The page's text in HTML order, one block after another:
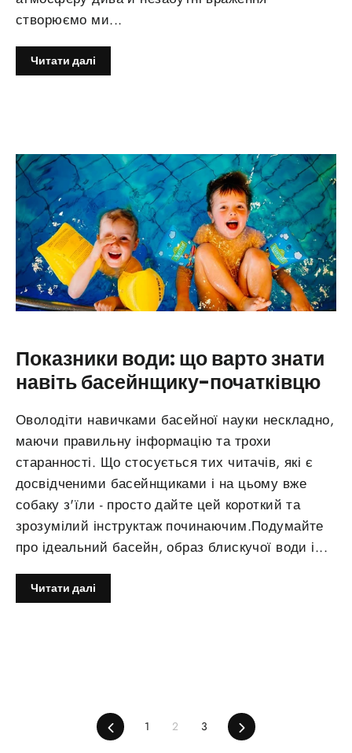
створюємо ми...
Читати далі
Показники води: що варто знати
навіть басейнщику-початківцю
Оволодіти навичками басейної науки нескладно,
маючи правильну інформацію та трохи
старанності. Що стосується тих читачів, які є
досвідченими басейнщиками і на цьому вже
собаку з'їли - просто дайте цей короткий та
зрозумілий інструктаж починаючим.Подумайте
про ідеальний басейн, образ блискучої води і...
Читати далі
Повернутися
1 2 3 Далі